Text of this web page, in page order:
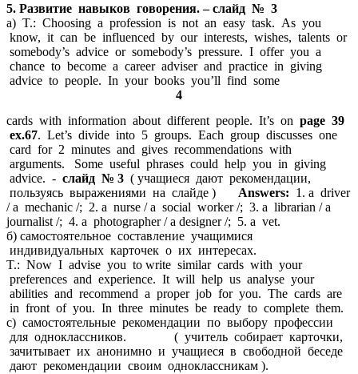
5. Развитие навыков говорения. – слайд № 3
а) T.: Choosing a profession is not an easy task. As you
know, it can be influenced by our interests, wishes, talents or
somebody’s advice or somebody’s pressure. I offer you a
chance to become a career adviser and practice in giving
advice to people. In your books you’ll find some
4
cards with information about different people. It’s on page 39
ex.67. Let’s divide into 5 groups. Each group discusses one
card for 2 minutes and gives recommendations with
arguments. Some useful phrases could help you in giving
advice. - слайд № 3 ( учащиеся дают рекомендации,
пользуясь выражениями на слайде ) Answers: 1. a driver
/ a mechanic /; 2. a nurse / a social worker /; 3. a librarian / a
journalist /; 4. a photographer / a designer /; 5. a vet.
б) самостоятельное составление учащимися
индивидуальных карточек о их интересах.
T.: Now I advise you to write similar cards with your
preferences and experience. It will help us analyse your
abilities and recommend a proper job for you. The cards are
in front of you. In three minutes be ready to complete them.
c) самостоятельные рекомендации по выбору профессии
для одноклассников. ( учитель собирает карточки,
зачитывает их анонимно и учащиеся в свободной беседе
дают рекомендации своим одноклассникам ).